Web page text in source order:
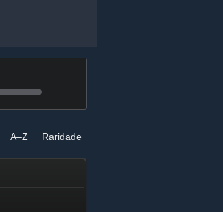
A–Z Raridade